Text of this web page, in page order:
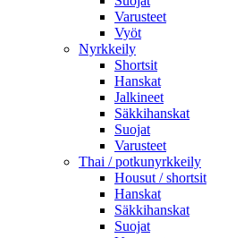
Varusteet
Vyöt
Nyrkkeily
Shortsit
Hanskat
Jalkineet
Säkkihanskat
Suojat
Varusteet
Thai / potkunyrkkeily
Housut / shortsit
Hanskat
Säkkihanskat
Suojat